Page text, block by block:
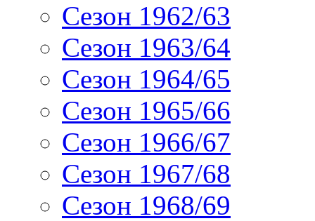
Сезон 1962/63
Сезон 1963/64
Сезон 1964/65
Сезон 1965/66
Сезон 1966/67
Сезон 1967/68
Сезон 1968/69